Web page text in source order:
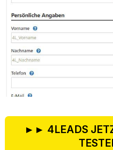
►► 4LEADS